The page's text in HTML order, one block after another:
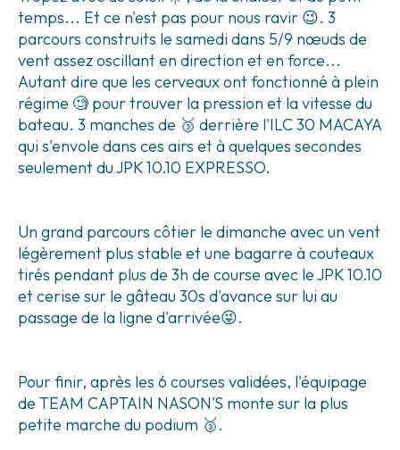
temps... Et ce n'est pas pour nous ravir 😉. 3
parcours construits le samedi dans 5/9 nœuds de
vent assez oscillant en direction et en force...
Autant dire que les cerveaux ont fonctionné à plein
régime 🧐 pour trouver la pression et la vitesse du
bateau. 3 manches de 🥉 derrière l'ILC 30 MACAYA
qui s'envole dans ces airs et à quelques secondes
seulement du JPK 10.10 EXPRESSO.
Un grand parcours côtier le dimanche avec un vent
légèrement plus stable et une bagarre à couteaux
tirés pendant plus de 3h de course avec le JPK 10.10
et cerise sur le gâteau 30s d'avance sur lui au
passage de la ligne d'arrivée😜.
Pour finir, après les 6 courses validées, l'équipage
de TEAM CAPTAIN NASON'S monte sur la plus
petite marche du podium 🥉.